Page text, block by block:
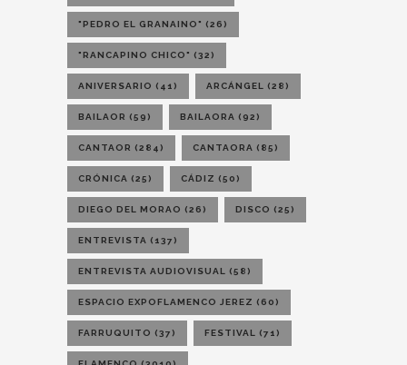
"PEDRO EL GRANAINO" (26)
"RANCAPINO CHICO" (32)
ANIVERSARIO (41) ARCÁNGEL (28)
BAILAOR (59) BAILAORA (92)
CANTAOR (284) CANTAORA (85)
CRÓNICA (25) CÁDIZ (50)
DIEGO DEL MORAO (26) DISCO (25)
ENTREVISTA (137)
ENTREVISTA AUDIOVISUAL (58)
ESPACIO EXPOFLAMENCO JEREZ (60)
FARRUQUITO (37) FESTIVAL (71)